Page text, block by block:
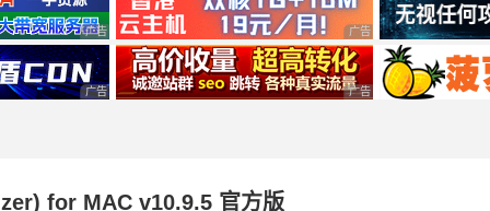
广告 商业广告，理性选择 广告 商业广告，理性选择
广告 商业广告，理性选择 广告 商业广告，理性选择
for MAC v10.9.5 官方版